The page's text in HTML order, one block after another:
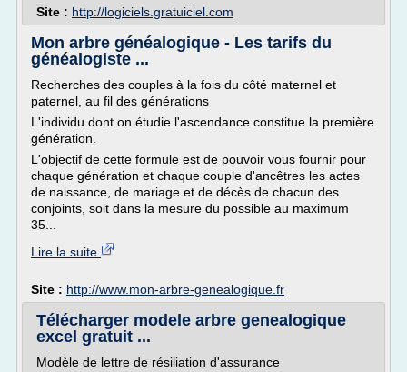
Site : http://logiciels.gratuiciel.com
Mon arbre généalogique - Les tarifs du
généalogiste ...
Recherches des couples à la fois du côté maternel et
paternel, au fil des générations
L'individu dont on étudie l'ascendance constitue la première
génération.
L'objectif de cette formule est de pouvoir vous fournir pour
chaque génération et chaque couple d'ancêtres les actes
de naissance, de mariage et de décès de chacun des
conjoints, soit dans la mesure du possible au maximum
35...
Lire la suite
Site : http://www.mon-arbre-genealogique.fr
Télécharger modele arbre genealogique
excel gratuit ...
Modèle de lettre de résiliation d'assurance